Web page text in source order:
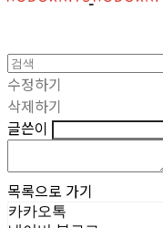
수정하기
삭제하기
글쓴이
목록으로 가기
카카오톡